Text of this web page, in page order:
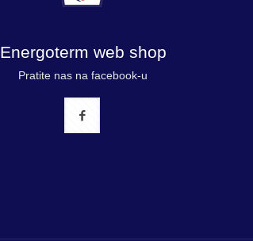
Energoterm web shop
Pratite nas na facebook-u